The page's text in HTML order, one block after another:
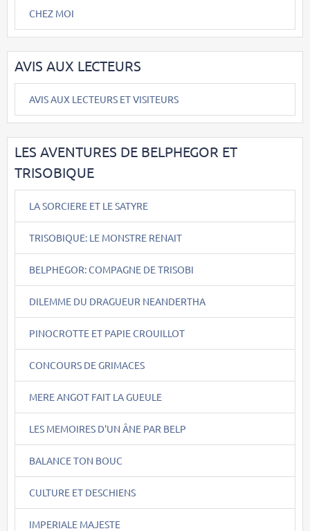
CHEZ MOI
AVIS AUX LECTEURS
AVIS AUX LECTEURS ET VISITEURS
LES AVENTURES DE BELPHEGOR ET
TRISOBIQUE
LA SORCIERE ET LE SATYRE
TRISOBIQUE: LE MONSTRE RENAIT
BELPHEGOR: COMPAGNE DE TRISOBI
DILEMME DU DRAGUEUR NEANDERTHA
PINOCROTTE ET PAPIE CROUILLOT
CONCOURS DE GRIMACES
MERE ANGOT FAIT LA GUEULE
LES MEMOIRES D'UN ÂNE PAR BELP
BALANCE TON BOUC
CULTURE ET DESCHIENS
IMPERIALE MAJESTE